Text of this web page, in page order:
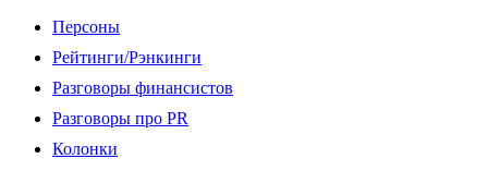
Персоны
Рейтинги/Рэнкинги
Разговоры финансистов
Разговоры про PR
Колонки